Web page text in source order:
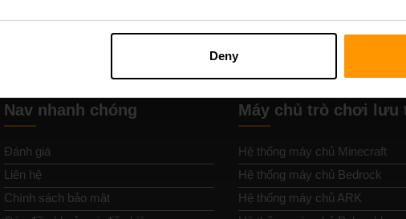
Deny
Nav nhanh chóng
Đánh giá
Liên hệ
Chính sách bảo mật
Máy chủ trò chơi lưu
Hệ thống máy chủ Minecraft
Hệ thống máy chủ Bedrock
Hệ thống máy chủ ARK